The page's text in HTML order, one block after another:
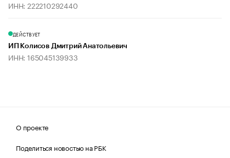
ИНН: 222210292440
ДЕЙСТВУЕТ
ИП Колисов Дмитрий Анатольевич
ИНН: 165045139933
О проекте
Поделиться новостью на РБК